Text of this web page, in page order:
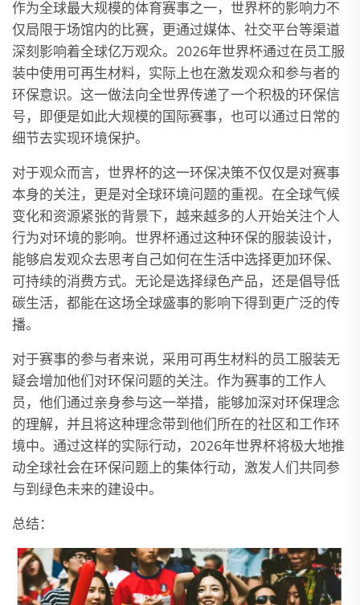
作为全球最大规模的体育赛事之一，世界杯的影响力不
仅局限于场馆内的比赛，更通过媒体、社交平台等渠道
深刻影响着全球亿万观众。2026年世界杯通过在员工服
装中使用可再生材料，实际上也在激发观众和参与者的
环保意识。这一做法向全世界传递了一个积极的环保信
号，即便是如此大规模的国际赛事，也可以通过日常的
细节去实现环境保护。
对于观众而言，世界杯的这一环保决策不仅仅是对赛事
本身的关注，更是对全球环境问题的重视。在全球气候
变化和资源紧张的背景下，越来越多的人开始关注个人
行为对环境的影响。世界杯通过这种环保的服装设计，
能够启发观众去思考自己如何在生活中选择更加环保、
可持续的消费方式。无论是选择绿色产品，还是倡导低
碳生活，都能在这场全球盛事的影响下得到更广泛的传
播。
对于赛事的参与者来说，采用可再生材料的员工服装无
疑会增加他们对环保问题的关注。作为赛事的工作人
员，他们通过亲身参与这一举措，能够加深对环保理念
的理解，并且将这种理念带到他们所在的社区和工作环
境中。通过这样的实际行动，2026年世界杯将极大地推
动全球社会在环保问题上的集体行动，激发人们共同参
与到绿色未来的建设中。
总结：